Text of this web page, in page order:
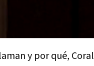
y por qué, Coral